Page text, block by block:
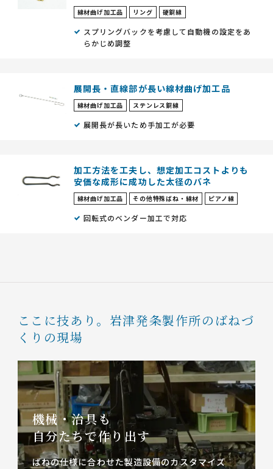
線材曲げ加工品 リング 硬鋼線
スプリングバックを考慮して自動機の設定をあ
らかじめ調整
展開長・直線部が長い線材曲げ加工品
線材曲げ加工品 ステンレス鋼線
展開長が長いため手加工が必要
加工方法を工夫し、想定加工コストよりも
安価な成形に成功した太径のバネ
線材曲げ加工品 その他特殊ばね・線材 ピアノ線
回転式のベンダー加工で対応
ここに技あり。 岩津発条製作所のばねづ
くりの現場
機械・治具も
自分たちで作り出す
ばねの仕様に合わせた製造設備のカスタマイズ